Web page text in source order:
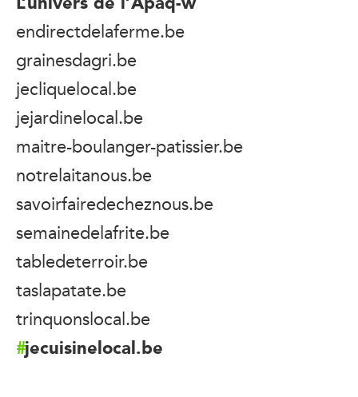
endirectdelaferme.be
grainesdagri.be
jecliquelocal.be
jejardinelocal.be
maitre-boulanger-patissier.be
notrelaitanous.be
savoirfairedecheznous.be
semainedelafrite.be
tabledeterroir.be
taslapatate.be
trinquonslocal.be
jecuisinelocal.be